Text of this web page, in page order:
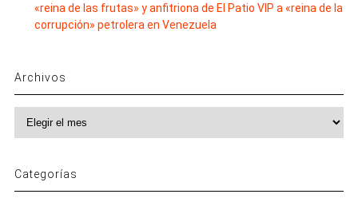
«reina de las frutas» y anfitriona de El Patio VIP a «reina de la
corrupción» petrolera en Venezuela
Archivos
Categorías